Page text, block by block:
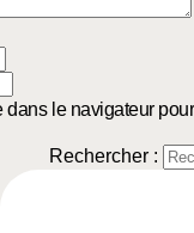
le navigateur
Rechercher :